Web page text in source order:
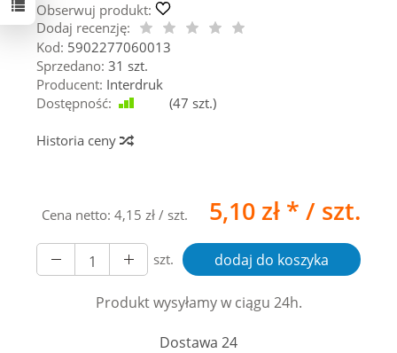
Obserwuj produkt:
Dodaj recenzję:
Kod: 5902277060013
Sprzedano: 31 szt.
Producent: Interdruk
Dostępność:
(47 szt.)
Historia ceny
Cena netto: 4,15 zł / szt. 5,10 zł * / szt.
szt. dodaj do koszyka
Produkt wysyłamy w ciągu 24h.
Dostawa 24